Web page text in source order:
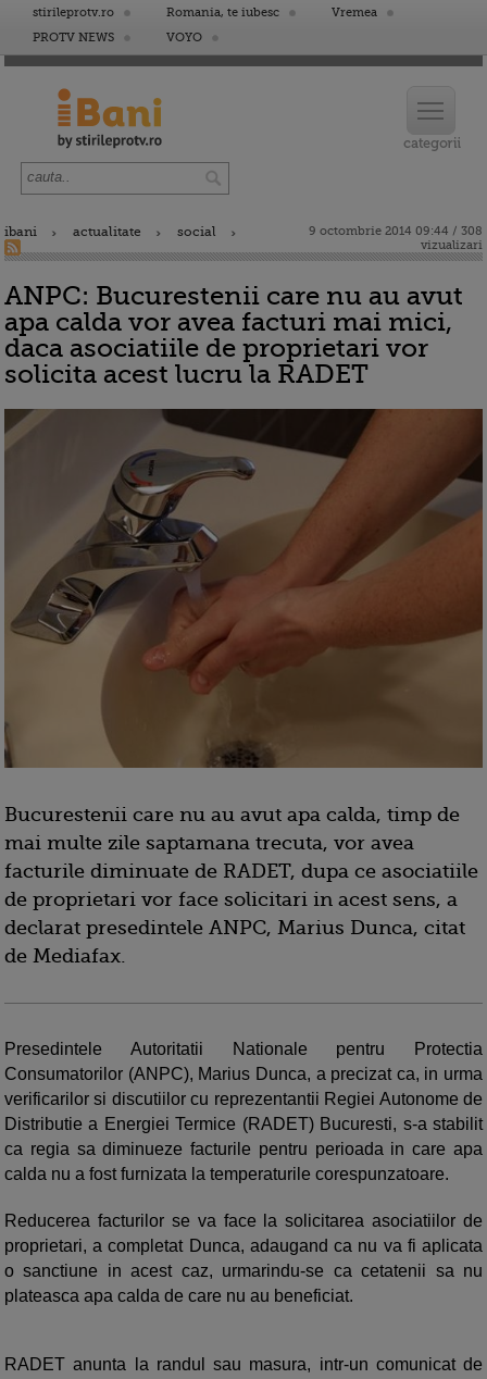
stirileprotv.ro Romania, te iubesc
Vremea
PROTV NEWS
VOYO
ibani actualitate social
9 octombrie 2014 09:44 / 308
vizualizari
ANPC: Bucurestenii care nu au avut
apa calda vor avea facturi mai mici,
daca asociatiile de proprietari vor
solicita acest lucru la RADET
Bucurestenii care nu au avut apa calda, timp de
mai multe zile saptamana trecuta, vor avea
facturile diminuate de RADET, dupa ce asociatiile
de proprietari vor face solicitari in acest sens, a
declarat presedintele ANPC, Marius Dunca, citat
de Mediafax.
Presedintele Autoritatii Nationale pentru Protectia
Consumatorilor (ANPC), Marius Dunca, a precizat ca, in urma
verificarilor si discutiilor cu reprezentantii Regiei Autonome de
Distributie a Energiei Termice (RADET) Bucuresti, s-a stabilit
ca regia sa diminueze facturile pentru perioada in care apa
calda nu a fost furnizata la temperaturile corespunzatoare.
Reducerea facturilor se va face la solicitarea asociatiilor de
proprietari, a completat Dunca, adaugand ca nu va fi aplicata
o sanctiune in acest caz, urmarindu-se ca cetatenii sa nu
plateasca apa calda de care nu au beneficiat.
RADET anunta la randul sau masura, intr-un comunicat de